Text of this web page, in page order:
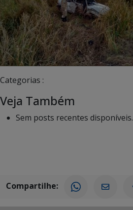
Categorias :
Veja Também
Sem posts recentes disponíveis.
Compartilhe: